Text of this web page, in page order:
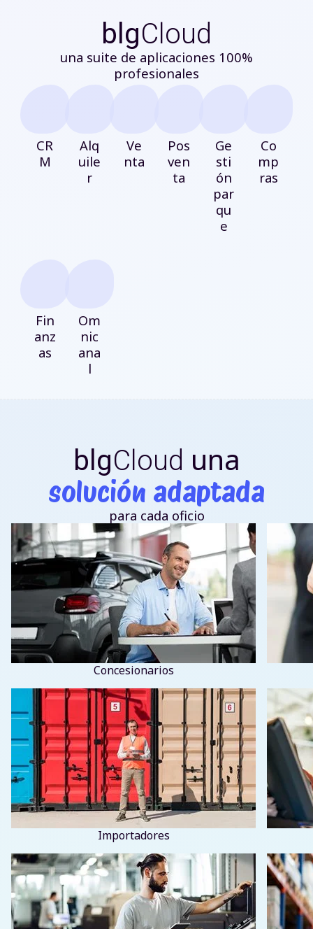
blgCloud
una suite de aplicaciones 100%
profesionales
CR
M
Alq
uile
r
Ve
nta
Pos
ven
ta
Ge
sti
ón
par
qu
e
Co
mp
ras
Fin
anz
as
Om
nic
ana
l
blgCloud una
solución adaptada
para cada oficio
Concesionarios
Importadores